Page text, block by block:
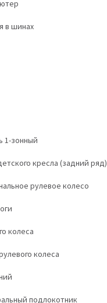
в шинах
1-зонный
кресла (задний ряд)
рулевое колесо
колеса
колеса
подлокотник